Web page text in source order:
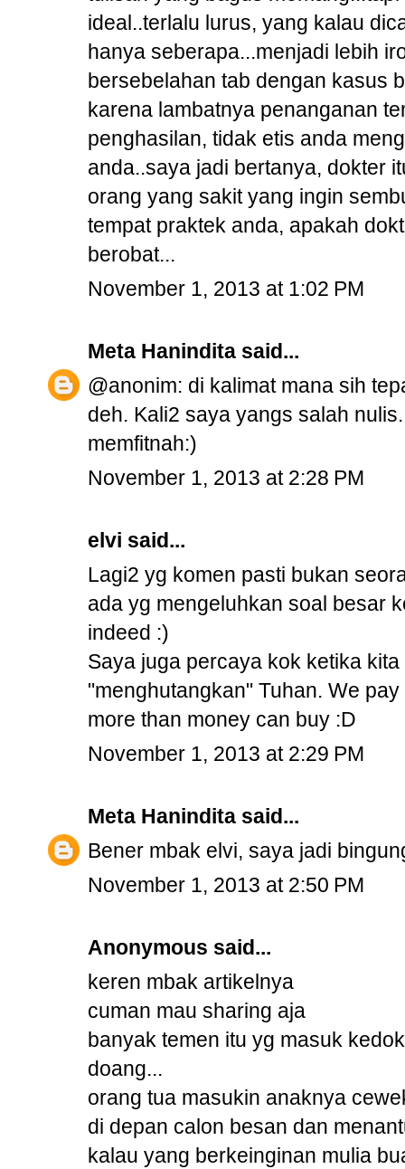
ideal..terlalu lurus, yang kalau
hanya seberapa...menjadi lebih
bersebelahan tab dengan kasus
karena lambatnya penanganan
penghasilan, tidak etis anda
anda..saya jadi bertanya, dokter
orang yang sakit yang ingin
tempat praktek anda, apakah
berobat...
November 1, 2013 at 1:02 PM
Meta Hanindita said...
@anonim: di kalimat mana sih
deh. Kali2 saya yangs salah
memfitnah:)
November 1, 2013 at 2:28 PM
elvi said...
Lagi2 yg komen pasti bukan
ada yg mengeluhkan soal besar
indeed :)
Saya juga percaya kok ketika
"menghutangkan" Tuhan. We
more than money can buy :D
November 1, 2013 at 2:29 PM
Meta Hanindita said...
Bener mbak elvi, saya jadi
November 1, 2013 at 2:50 PM
Anonymous said...
keren mbak artikelnya
cuman mau sharing aja
banyak temen itu yg masuk
doang...
orang tua masukin anaknya
di depan calon besan dan
kalau yang berkeinginan mulia